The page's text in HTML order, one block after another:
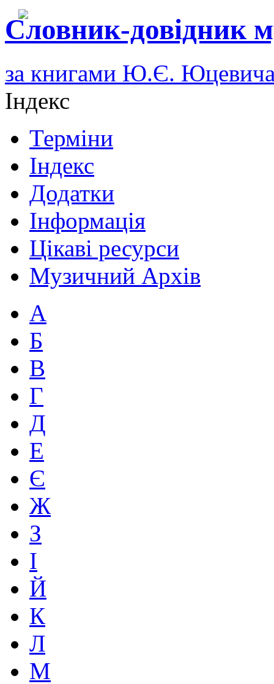
Словник-довідник
за книгами Ю.Є.
Індекс
Терміни
Індекс
Додатки
Інформація
Цікаві ресурси
Музичний Архів
А
Б
В
Г
Д
Е
Є
Ж
З
І
Й
К
Л
М